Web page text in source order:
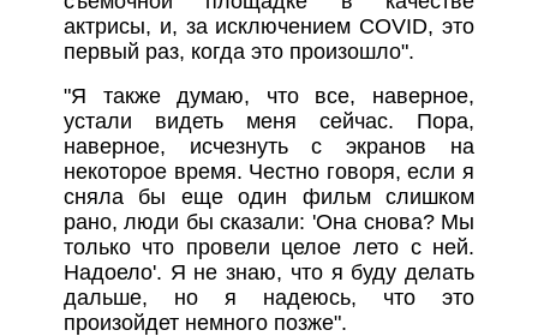
актрисы, и, за исключением COVID, это
первый раз, когда это произошло".
"Я также думаю, что все, наверное,
устали видеть меня сейчас. Пора,
наверное, исчезнуть с экранов на
некоторое время. Честно говоря, если я
сняла бы еще один фильм слишком
рано, люди бы сказали: 'Она снова? Мы
только что провели целое лето с ней.
Надоело'. Я не знаю, что я буду делать
дальше, но я надеюсь, что это
произойдет немного позже".